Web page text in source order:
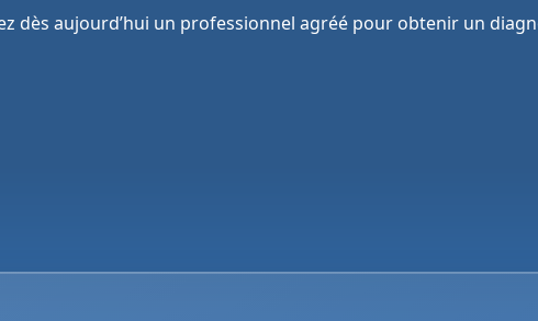
dès aujourd’hui un professionnel agréé pour obtenir un